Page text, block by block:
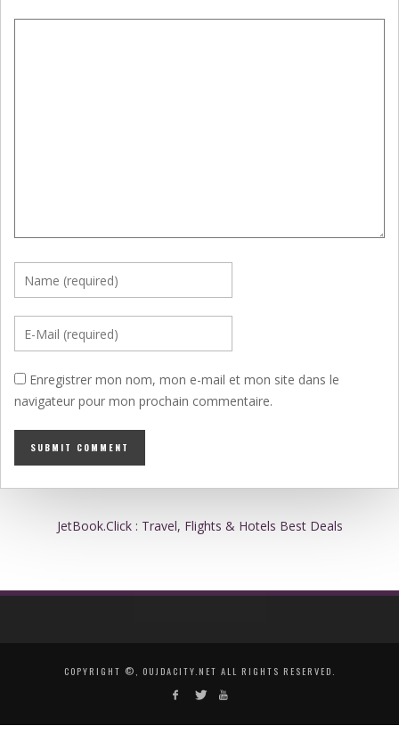
Enregistrer mon nom, mon e-mail et mon site dans le
navigateur pour mon prochain commentaire.
JetBook.Click : Travel, Flights & Hotels Best Deals
COPYRIGHT ©, OUJDACITY.NET ALL RIGHTS RESERVED.